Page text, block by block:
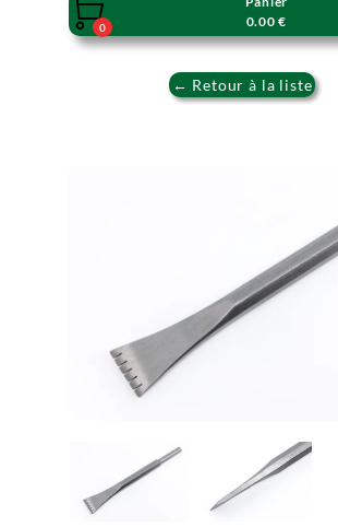

0
0.00 €
← Retour à la liste